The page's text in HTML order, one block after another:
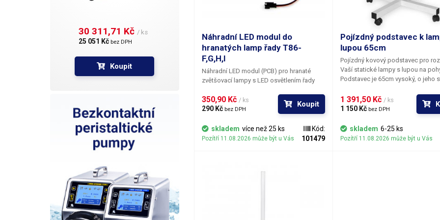
30 311,71 Kč / ks
25 051 Kč bez DPH
Koupit
Náhradní LED modul do
hranatých lamp řady T86-
F,G,H,I
Náhradní LED modul (PCB) pro hranaté
zvětšovací lampy s LED osvětlením řady
předřadníkem pro lampy s lupou řady T86-
F,G,H,I, a Giga Pro kompletní výměnu je
lampy jsou dva moduly (levá a pravá
strana). Zářivkové lampy s lupou řady T86-
předřadník pro LED lampy a výměnou
350,90 Kč / ks
290 Kč bez DPH
Koupit
skladem více než 25 ks
Pozítří 11.08.2026 může být u Vás
Kód:
101479
Pojízdný podstavec k
lupou 65cm
Pojízdný kovový podstavec pro
Vaší statickélampy s lupou na
Podstavec je 65cm vysoký, o jeho
pojízdný díky čtyřem kolečkům. Díky
tomuto podstavci rozšíříte využití
lampy se zvětšovacím sklem, aniž
museli kupovat lampu novou.
Jednoduše Vám bude k dispozici
s ní dojedete. Díky tomuto rozšíření
1 391,50 Kč / ks
1 150 Kč bez DPH
skladem 6-25 ks
Pozítří 11.08.2026 může být u Vás